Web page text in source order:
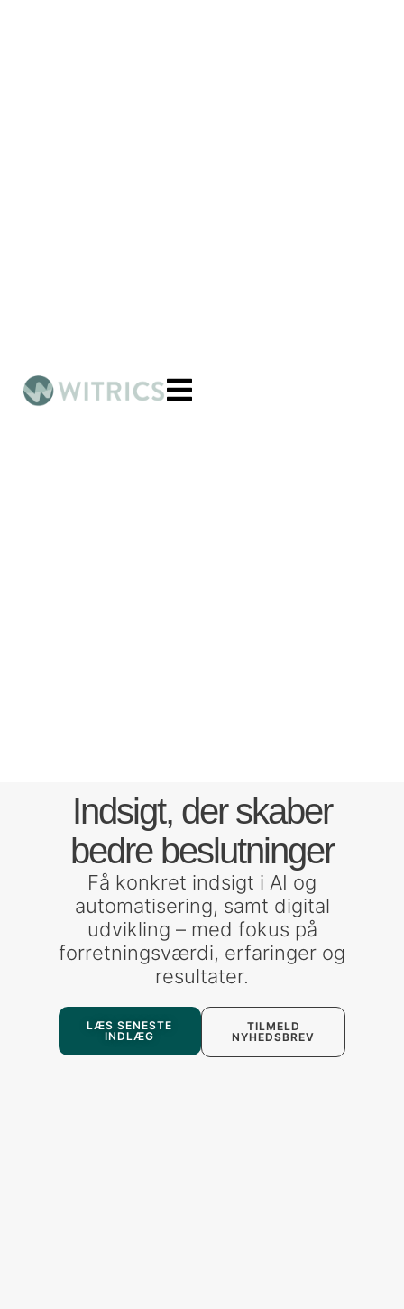
Indsigt, der skaber
bedre beslutninger
Få konkret indsigt i AI og
automatisering, samt digital
udvikling – med fokus på
forretningsværdi, erfaringer og
resultater.
LÆS SENESTE
INDLÆG
TILMELD
NYHEDSBREV